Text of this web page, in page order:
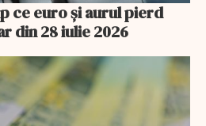
ce euro și aurul pierd
din 28 iulie 2026